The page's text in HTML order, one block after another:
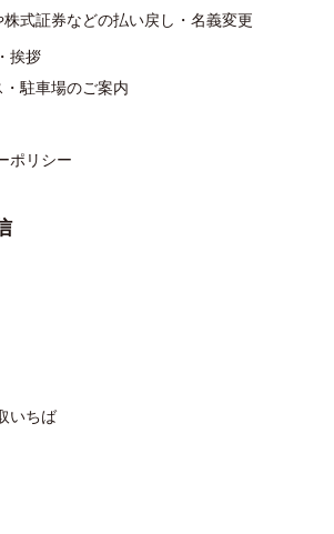
株式証券などの払い戻し・名義変更
挨拶
・駐車場のご案内
ポリシー
いちば